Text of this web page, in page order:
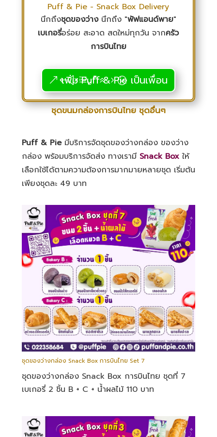
Puff & Pie - Snack Box Delivery
นึกถึงชุดของว่างนึกถึง "พัฟแอนด์พาย"
เบเกอรี่อร่อย สะอาด สดใหม่ทุกวัน จากครัว
การบินไทย
เพิ่ม Puff & Pie เป็นเพื่อน
ชุดขนมกล่องการบินไทย ชุดอื่นๆ
Puff & Pieมีบริการจัดชุดของว่างกล่อง ของว่าง
กล่อง พร้อมบริการจัดส่ง ทางเรามี Snack Boxให้
เลือกใช้ได้ตามความต้องการมากมายหลายชุด เริ่มต้น
เพียงชุดละ 49 บาท
ชุดของว่างกล่อง Snack Box การบินไทย Set 7
ชุดของว่างกล่อง Snack Box การบินไทย ชุดที่ 7
เบเกอรี่ 2 ชิ้น B + C + น้ำผลไม้ 110 บาท